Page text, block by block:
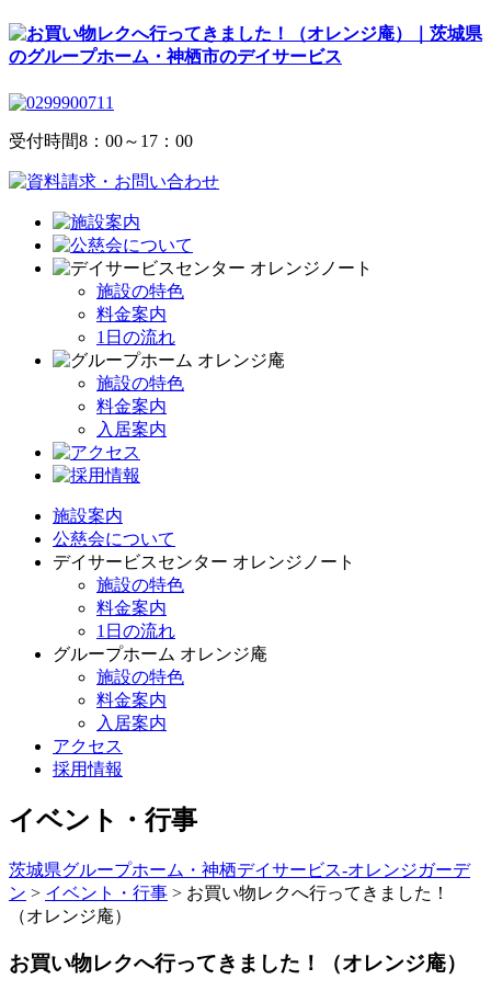
受付時間8：00～17：00
施設の特色
料金案内
1日の流れ
施設の特色
料金案内
入居案内
施設案内
公慈会について
デイサービスセンター オレンジノート
施設の特色
料金案内
1日の流れ
グループホーム オレンジ庵
施設の特色
料金案内
入居案内
アクセス
採用情報
イベント・行事
茨城県グループホーム・神栖デイサービス-オレンジガーデ
ン > イベント・行事 > お買い物レクへ行ってきました！
（オレンジ庵）
お買い物レクへ行ってきました！（オレンジ庵）